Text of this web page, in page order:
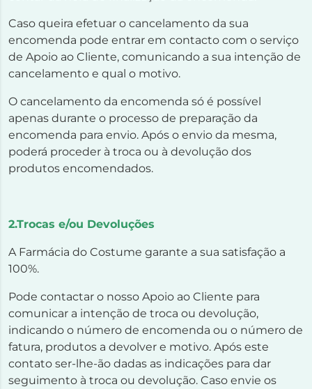
Caso queira efetuar o cancelamento da sua
encomenda pode entrar em contacto com o serviço
de Apoio ao Cliente, comunicando a sua intenção de
cancelamento e qual o motivo.
O cancelamento da encomenda só é possível
apenas durante o processo de preparação da
encomenda para envio. Após o envio da mesma,
poderá proceder à troca ou à devolução dos
produtos encomendados.
2.Trocas e/ou Devoluções
A Farmácia do Costume garante a sua satisfação a
100%.
Pode contactar o nosso Apoio ao Cliente para
comunicar a intenção de troca ou devolução,
indicando o número de encomenda ou o número de
fatura, produtos a devolver e motivo. Após este
contato ser-lhe-ão dadas as indicações para dar
seguimento à troca ou devolução. Caso envie os